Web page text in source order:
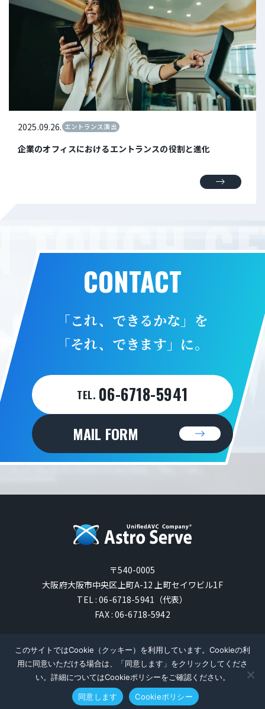
2025.09.26. エントランス演出
企業のオフィスにおけるエントランスの役割と進化
TOUCH
CONTACT
「これ、できるかな」を
「それ、できます」に。
TEL. 06-6718-5941
MAIL FORM
〒540-0005
大阪府大阪市中央区上町A-12 上町セイワビル1F
TEL : 06-6718-5941（代表）
FAX : 06-6718-5942
AstroServe Co., Ltd. All Rights Reserved.
PRODUCT CONTACT
このサイトではCookie（クッキー）を利用しています。Cookieの利
用に同意いただける場合は、「同意します」をクリックしてくださ
い。詳細についてはCookieポリシーをご確認ください。
同意します Cookieポリシー